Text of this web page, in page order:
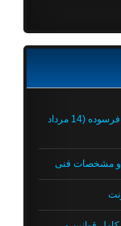
راهنمای کامل مراحل و شرایط اسقاط خودرو فرسوده (14 مرداد